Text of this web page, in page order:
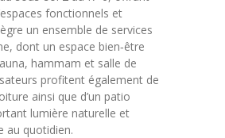
fonctionnels et
un ensemble de services
dont un espace bien‑être
hammam et salle de
profitent également de
ainsi que d’un patio
lumière naturelle et
au quotidien.